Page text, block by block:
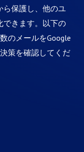
ら保護し、他のユ
できます。以下の
のメールをGoogle
策を確認してくだ